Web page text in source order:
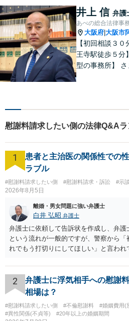
井上 信 弁護
あべの総合法律事
大阪府 大阪市
【初回相談３
王寺駅徒歩５分
型の事務所】 さ
相続、インター
ラブルに注力！！
慰謝料請求したい側の法律Q&A
1
患者と主治医の関係性での
ラブル
#慰謝料請求したい側 #慰謝料請求・訴訟 #示談
2026年8月5日
離婚・男女問題に強い弁護士
白井 弘昭 弁護士
弁護士に依頼して告訴状を作成し、弁
という流れが一般的ですが、警察から
れでもう打切りにしてほしい」と言わ
検察庁に訴えるのもありかもしれない
は、結局所轄だと思われますので、や
ないです。 一度、最寄りの「刑事に強
談してみてはいかがでしょうか。 以上、
2
弁護士に浮気相手への慰謝
相場は？
#慰謝料請求したい側 #不倫慰謝料
#婚姻費用(
#異性関係(不貞等)
#20年以上の婚姻期間